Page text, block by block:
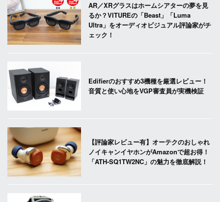
AR／XRグラスはホームシアターの夢を見
るか？VITUREの「Beast」「Luma
Ultra」をオーディオビジュアル評論家がチ
ェック！
Edifierのおすすめ3機種を厳選レビュー！
音質と使い心地をVGP審査員が実機検証
【評論家レビュー有】オーテクのおしゃれ
ノイキャンイヤホンがAmazonで超お得！
「ATH-SQ1TW2NC」の魅力を徹底解説！